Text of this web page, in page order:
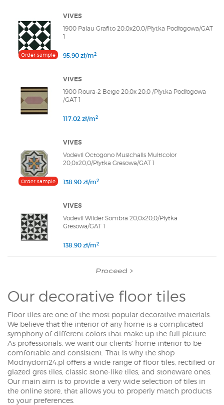
Order sample
VIVES
1900 Palau Grafito 20,0x20,0/Płytka Podłogowa/GAT
1
95.90 zł/m2
VIVES
1900 Roura-2 Beige 20,0x 20,0 /Płytka Podłogowa
/GAT 1
117.02 zł/m2
Order sample
VIVES
Vodevil Octogono Musichalls Multicolor
20,0x20,0/Płytka Gresowa/GAT 1
138.90 zł/m2
VIVES
Vodevil Wilder Sombra 20,0x20,0/Płytka
Gresowa/GAT 1
138.90 zł/m2
Proceed
Our decorative floor tiles
Floor tiles are one of the most popular decorative materials.
We believe that the interior of any home is a complicated
symphony of different colors that make up the full picture.
As professionals, we want our clients' home interior to be
comfortable and consistent. That is why the shop
Modnydom24.pl offers a wide range of floor tiles, rectified or
glazed gres tiles, classic stone-like tiles, and stoneware ones.
Our main aim is to provide a very wide selection of tiles in
the online store, that allows you to properly match products
to your preferences.